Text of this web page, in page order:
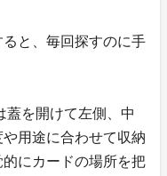
と、毎回探すのに手
蓋を開けて左側、中
用途に合わせて収納
にカードの場所を把